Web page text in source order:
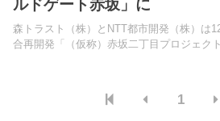
ルドゲート赤坂」に
森トラスト（株）とNTT都市開発（株）は
合再開発「（仮称）赤坂二丁目プロジェク
1